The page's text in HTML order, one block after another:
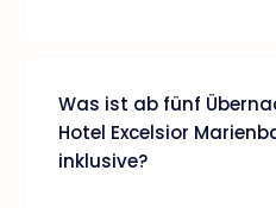
Was ist ab fünf
Hotel Excelsior
inklusive?